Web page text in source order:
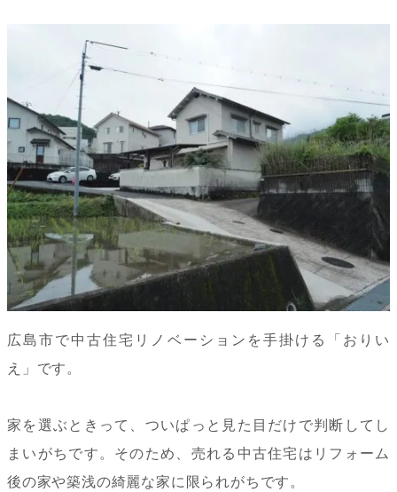
広島市で中古住宅リノベーションを手掛ける「おりい
え」です。
家を選ぶときって、ついぱっと見た目だけで判断してし
まいがちです。そのため、売れる中古住宅はリフォーム
後の家や築浅の綺麗な家に限られがちです。